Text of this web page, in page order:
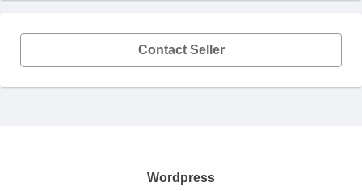
Contact Seller
Wordpress